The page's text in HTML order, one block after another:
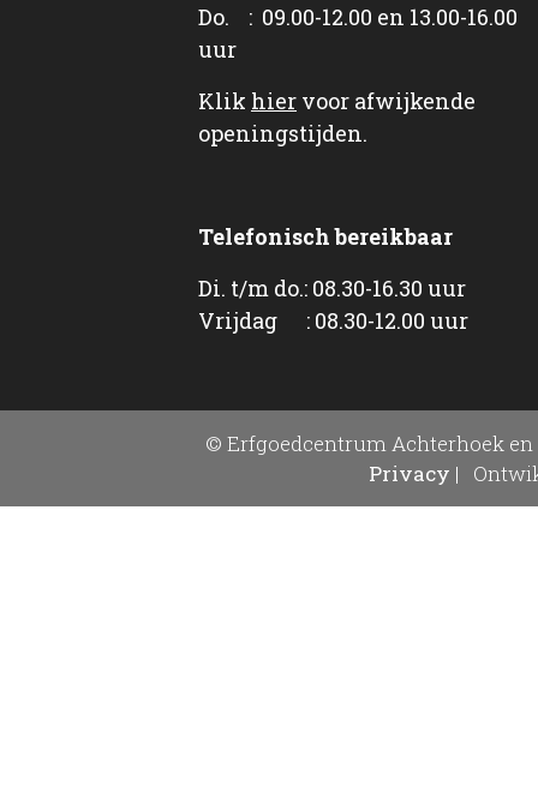
Do. : 09.00-12.00 en 13.00-16.00
uur
Klik hier voor afwijkende
openingstijden.
Telefonisch bereikbaar
Di. t/m do.: 08.30-16.30 uur
Vrijdag : 08.30-12.00 uur
© Erfgoedcentrum Achterhoek en
Privacy |